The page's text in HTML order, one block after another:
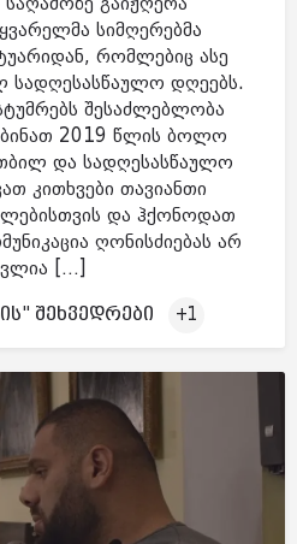
სიმღერებმა
რომლებიც ასე
სადღესასწაულო დღეებს.
შესაძლებლობა
2019 წლის ბოლო
და სადღესასწაულო
კითხვები თავიანთი
და ჰქონოდათ
ღონისძიებას არ
[…]
შეხვედრები +1